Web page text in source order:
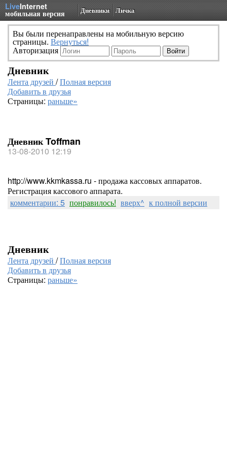
LiveInternet
мобильная версия Дневники Личка
Вы были перенаправлены на мобильную версию
страницы. Вернуться!
Авторизация
Дневник
Лента друзей /Полная версия
Добавить в друзья
Страницы: раньше»
Дневник Toffman
13-08-2010 12:19
http://www.kkmkassa.ru - продажа кассовых аппаратов.
Регистрация кассового аппарата.
комментарии: 5 понравилось! вверх^ к полной версии
Дневник
Лента друзей /Полная версия
Добавить в друзья
Страницы: раньше»